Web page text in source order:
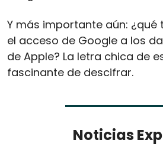
Y más importante aún:
el acceso de Google a los
de Apple? La letra chica de
fascinante de descifrar.
Noticias